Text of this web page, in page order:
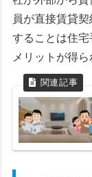
員が直接賃貸
することは住
メリットが得